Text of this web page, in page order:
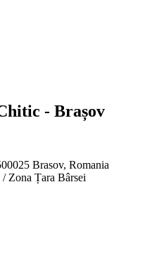
- Brașov
Brasov, Romania
Zona Țara Bârsei